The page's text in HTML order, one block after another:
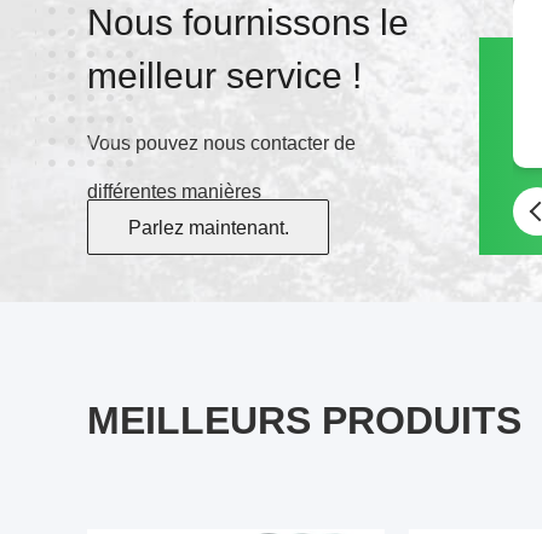
Nous fournissons le
meilleur service !
Vous pouvez nous contacter de
différentes manières
Parlez maintenant.
MEILLEURS PRODUITS